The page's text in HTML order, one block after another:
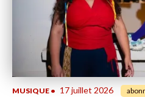
MUSIQUE • 17 juillet 2026